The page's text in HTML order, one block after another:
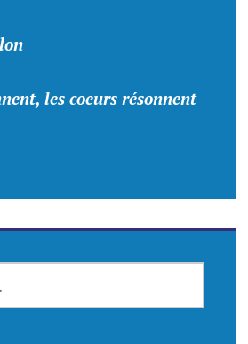
les coeurs résonnent